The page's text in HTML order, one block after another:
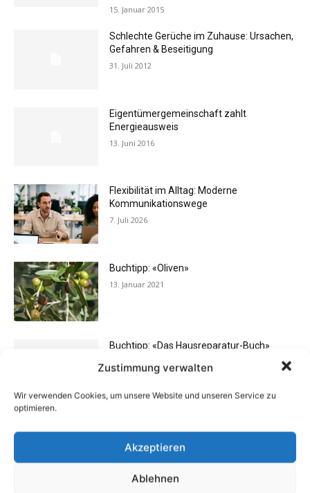
Zustimmung verwalten
Wir verwenden Cookies, um unsere Website und unseren Service zu
optimieren.
Akzeptieren
Ablehnen
15. Januar 2015
Schlechte Gerüche im Zuhause: Ursachen,
Gefahren & Beseitigung
31. Juli 2012
Eigentümergemeinschaft zahlt
Energieausweis
13. Juni 2016
Flexibilität im Alltag: Moderne
Kommunikationswege
7. Juli 2026
Buchtipp: «Oliven»
13. Januar 2021
Buchtipp: «Das Hausreparatur-Buch»
17. August 2009
berechtigtem Interesse
13. Oktober 2016